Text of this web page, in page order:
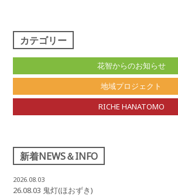
カテゴリー
花智からのお知らせ
地域プロジェクト
RICHE HANATOMO
新着NEWS＆INFO
2026.08.03
26.08.03 鬼灯(ほおずき)